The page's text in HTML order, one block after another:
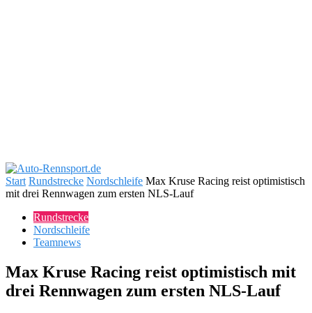
Start Rundstrecke Nordschleife Max Kruse Racing reist optimistisch
mit drei Rennwagen zum ersten NLS-Lauf
Rundstrecke
Nordschleife
Teamnews
Max Kruse Racing reist optimistisch mit
drei Rennwagen zum ersten NLS-Lauf